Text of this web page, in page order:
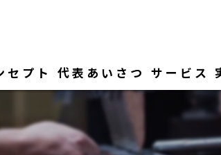
セプト 代表あいさつ サービス